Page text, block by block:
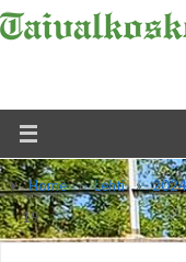
Home » Lehti »
19